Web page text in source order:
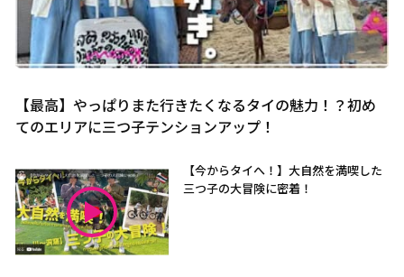
【最高】やっぱりまた行きたくなるタイの魅力！？初め
てのエリアに三つ子テンションアップ！
【今からタイへ！】大自然を満喫した
三つ子の大冒険に密着！